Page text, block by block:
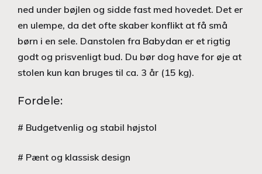
ned under bøjlen og sidde fast med hovedet. Det er
en ulempe, da det ofte skaber konflikt at få små
børn i en sele. Danstolen fra Babydan er et rigtig
godt og prisvenligt bud. Du bør dog have for øje at
stolen kun kan bruges til ca. 3 år (15 kg).
Fordele:
# Budgetvenlig og stabil højstol
# Pænt og klassisk design